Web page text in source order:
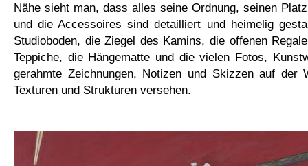
Nähe sieht man, dass alles seine Ordnung, seinen
und die Accessoires sind detailliert und heimelig
Studioboden, die Ziegel des Kamins, die offenen
Teppiche, die Hängematte und die vielen Fotos,
gerahmte Zeichnungen, Notizen und Skizzen auf
Texturen und Strukturen versehen.